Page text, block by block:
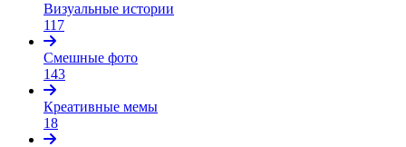
Визуальные истории
117
Смешные фото
143
Креативные мемы
18